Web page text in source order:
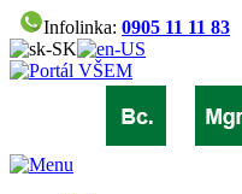
Infolinka: 0905 11 11 83